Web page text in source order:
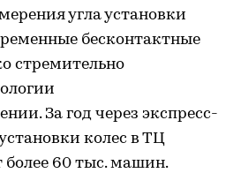
угла установки
бесконтактные
стремительно
За год через экспресс-
колес в ТЦ
более 60 тыс. машин.